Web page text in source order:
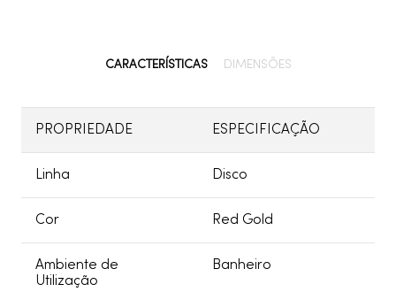
CARACTERÍSTICAS DIMENSÕES
PROPRIEDADE ESPECIFICAÇÃO
Linha Disco
Cor Red Gold
Ambiente de
Utilização
Banheiro